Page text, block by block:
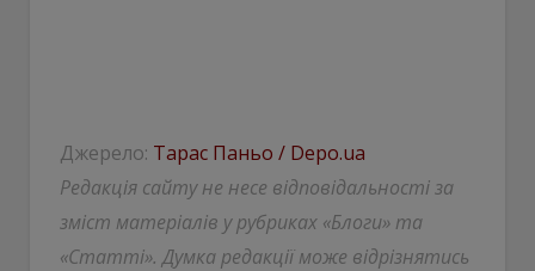
Джерело: Тарас Паньо / Depo.ua
Редакція сайту не несе відповідальності за
зміст матеріалів у рубриках «Блоги» та
«Статті». Думка редакції може відрізнятись